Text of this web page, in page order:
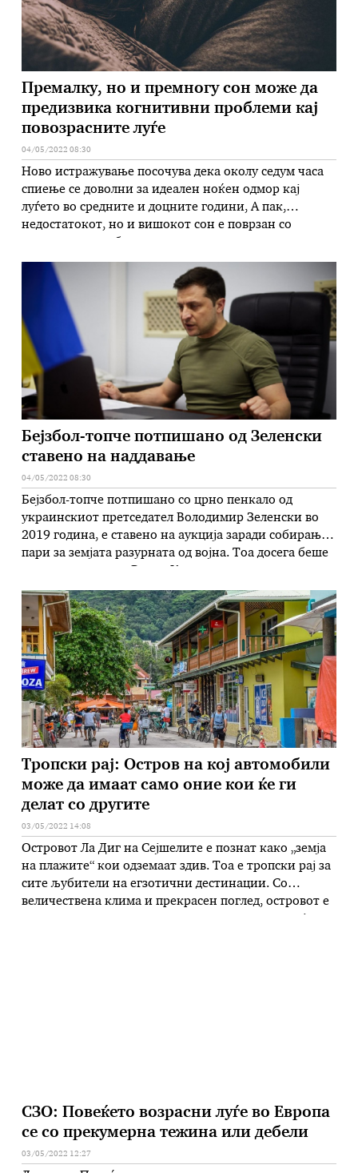
Премалку, но и премногу сон може да
предизвика когнитивни проблеми кај
повозрасните луѓе
04/05/2022 08:30
Ново истражување посочува дека околу седум часа
спиење се доволни за идеален ноќен одмор кај
луѓето во средните и доцните години, А пак,
недостатокот, но и вишокот сон е поврзан со
учење нови работи, решавање проблеми и
донесување одлуки. – Иако не може со сигурност да
кажеме дека премалку …
Бејзбол-топче потпишано од Зеленски
ставено на наддавање
04/05/2022 08:30
Бејзбол-топче потпишано со црно пенкало од
украинскиот претседател Володимир Зеленски во
2019 година, е ставено на аукција заради собирање
пари за земјата разурната од војна. Тоа досега беше
колекционер на топчиња потпишани од светските
лидери, а дел од приходите ќе бидат наменети за
воени цели и за помош …
Тропски рај: Остров на кој автомобили
може да имаат само оние кои ќе ги
делат со другите
03/05/2022 14:08
Островот Ла Диг на Сејшелите е познат како „земја
на плажите“ кои одземаат здив. Тоа е тропски рај за
сите љубители на егзотични дестинации. Со
величествена клима и прекрасен поглед, островот е
СЗО: Повеќето возрасни луѓе во Европа
се со прекумерна тежина или дебели
03/05/2022 12:27